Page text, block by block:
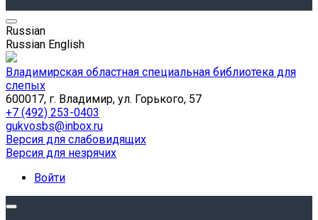
Russian
Russian English
Владимирская областная специальная библиотека для
слепых
600017, г. Владимир, ул. Горького, 57
+7 (492) 253-0403
gukvosbs@inbox.ru
Версия для слабовидящих
Версия для незрячих
Войти